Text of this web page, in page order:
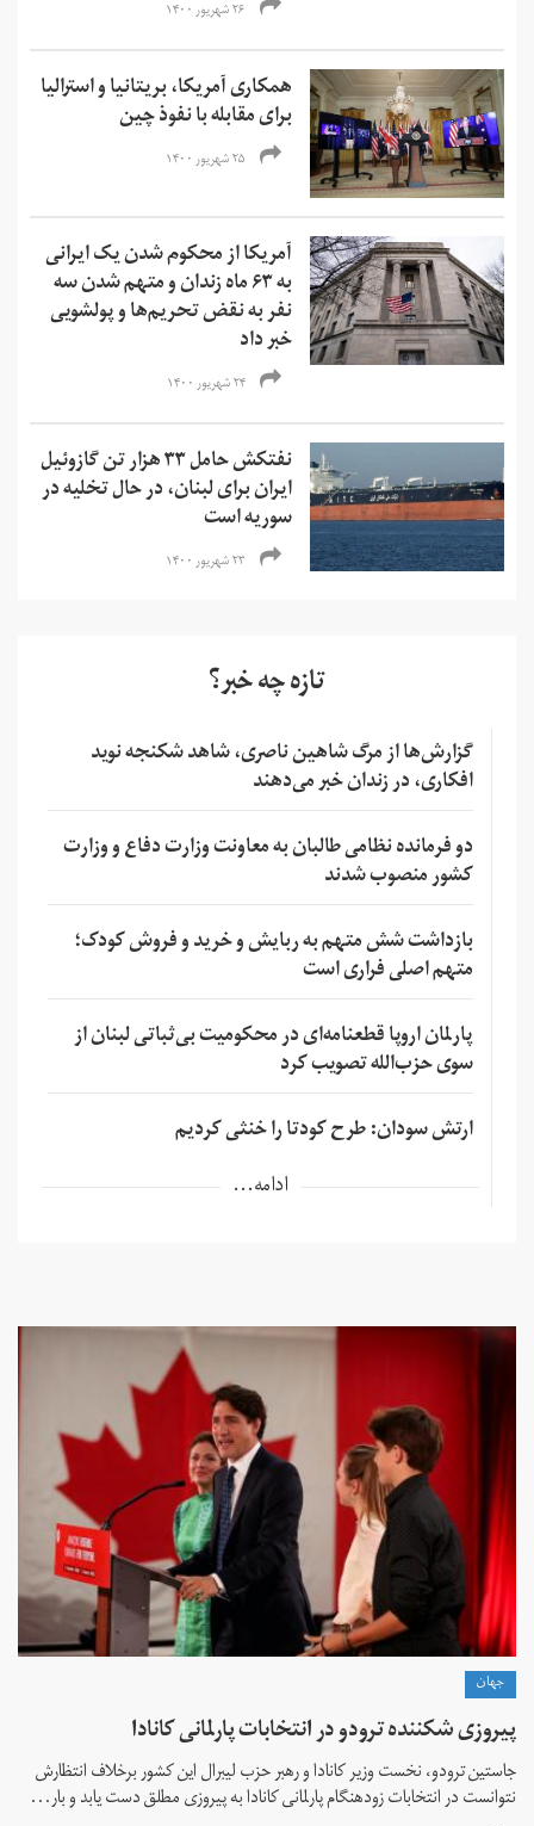
۲۶ شهریور ۱۴۰۰
همکاری آمریکا، بریتانیا و استرالیا
برای مقابله با نفوذ چین
۲۵ شهریور ۱۴۰۰
آمریکا از محکوم شدن یک ایرانی
به ۶۳ ماه زندان و متهم شدن سه
نفر به نقض تحریم‌ها و‌ پولشویی
خبر داد
۲۴ شهریور ۱۴۰۰
نفتکش حامل ۳۳ هزار تن گازوئیل
ایران برای لبنان، در حال تخلیه در
سوریه است
۲۳ شهریور ۱۴۰۰
تازه چه خبر؟
گزارش‌ها از مرگ شاهین ناصری، شاهد شکنجه نوید
افکاری، در زندان خبر می‌دهند
دو فرمانده نظامی طالبان به معاونت وزارت دفاع و وزارت
کشور منصوب شدند
بازداشت شش متهم به ربایش و خرید و فروش کودک؛
متهم اصلی فراری است
پارلمان اروپا قطعنامه‌ای در محکومیت بی‌ثباتی لبنان از
سوی حزب‌الله تصویب کرد
ارتش سودان: طرح کودتا را خنثی کردیم
ادامه...
جهان
پیروزی شکننده ترودو در انتخابات پارلمانی کانادا
جاستین ترودو، نخست وزیر کانادا و رهبر حزب لیبرال این کشور برخلاف انتظارش
نتوانست در انتخابات زود‌هنگام پارلمانی کانادا به پیروزی مطلق دست یابد و بار...